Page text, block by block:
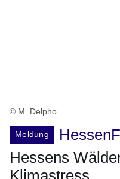
© M. Delpho
Meldung
Hessens